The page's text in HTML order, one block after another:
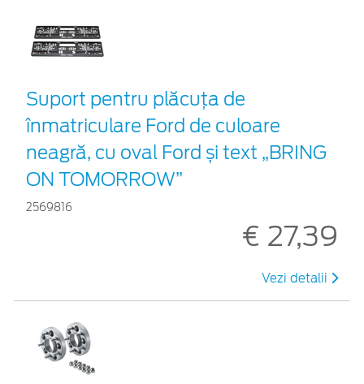
Suport pentru plăcuța de
înmatriculare Ford de culoare
neagră, cu oval Ford și text „BRING
ON TOMORROW”
2569816
€ 27,39
Vezi detalii